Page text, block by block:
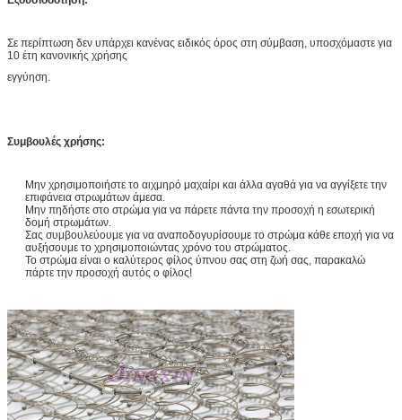
Σε περίπτωση δεν υπάρχει κανένας ειδικός όρος στη σύμβαση, υποσχόμαστε για
10 έτη κανονικής χρήσης
εγγύηση.
Συμβουλές χρήσης:
Μην χρησιμοποιήστε το αιχμηρό μαχαίρι και άλλα αγαθά για να αγγίξετε την
επιφάνεια στρωμάτων άμεσα.
Μην πηδήστε στο στρώμα για να πάρετε πάντα την προσοχή η εσωτερική
δομή στρωμάτων.
Σας συμβουλεύουμε για να αναποδογυρίσουμε το στρώμα κάθε εποχή για να
αυξήσουμε το χρησιμοποιώντας χρόνο του στρώματος.
Το στρώμα είναι ο καλύτερος φίλος ύπνου σας στη ζωή σας, παρακαλώ
πάρτε την προσοχή αυτός ο φίλος!